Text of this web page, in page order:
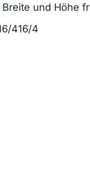
und Höhe
416/4